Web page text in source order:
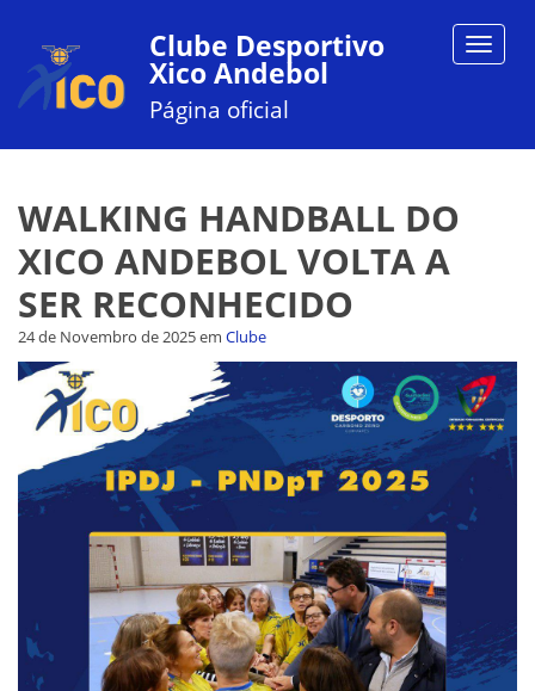
Toggle
Clube Desportivo
Xico Andebol
Página oficial
WALKING HANDBALL DO
XICO ANDEBOL VOLTA A
SER RECONHECIDO
24 de Novembro de 2025em Clube